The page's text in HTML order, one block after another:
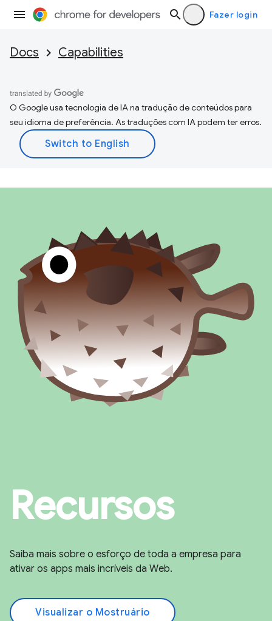
Fazer login
Docs Capabilities
O Google usa tecnologia de IA na tradução de conteúdos para
seu idioma de preferência. As traduções com IA podem ter erros.
Recursos
Saiba mais sobre o esforço de toda a empresa para
ativar os apps mais incríveis da Web.
Visualizar o Mostruário